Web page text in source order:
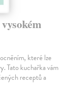
které lze
Tato kuchařka vám
receptů a